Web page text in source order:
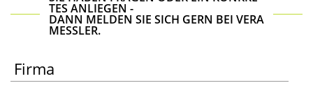
TES ANLIEGEN -
DANN MEL­DEN SIE SICH GERN BEI VERA
MESSLER.